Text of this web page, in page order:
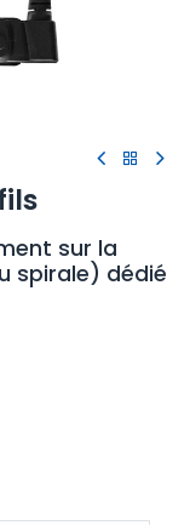
sur la
spirale) dédié